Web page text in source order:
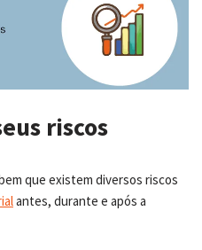
riscos
que existem diversos riscos
antes, durante e após a